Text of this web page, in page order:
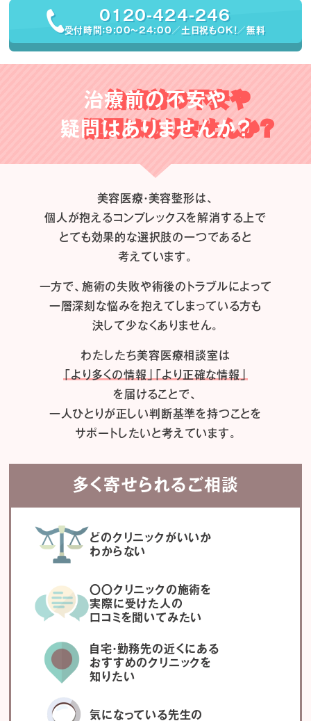
0120-424-246
受付時間：9:00〜24:00／土日祝もOK！／無料
治療前の不安や
疑問はありませんか？
美容医療・美容整形は、
個人が抱えるコンプレックスを解消する上で
とても効果的な選択肢の一つであると
考えています。
一方で、施術の失敗や術後のトラブルによって
一層深刻な悩みを抱えてしまっている方も
決して少なくありません。
わたしたち美容医療相談室は
「より多くの情報」「より正確な情報」
を届けることで、
一人ひとりが正しい判断基準を持つことを
サポートしたいと考えています。
多く寄せられるご相談
どのクリニックがいいか
わからない
〇〇クリニックの施術を
実際に受けた人の
口コミを聞いてみたい
自宅・勤務先の近くにある
おすすめのクリニックを
知りたい
気になっている先生の